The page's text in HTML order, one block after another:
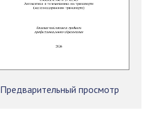
Предварительный просмотр